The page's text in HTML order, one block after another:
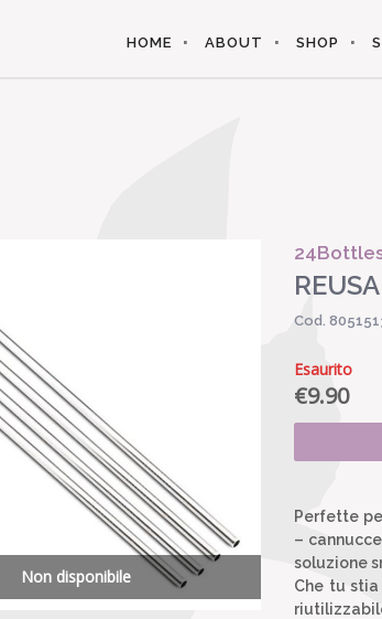
HOME ABOUT SHOP
Non disponibile
Cod.
Esaurito
€9.90
Perfette
–
soluzione
Che tu